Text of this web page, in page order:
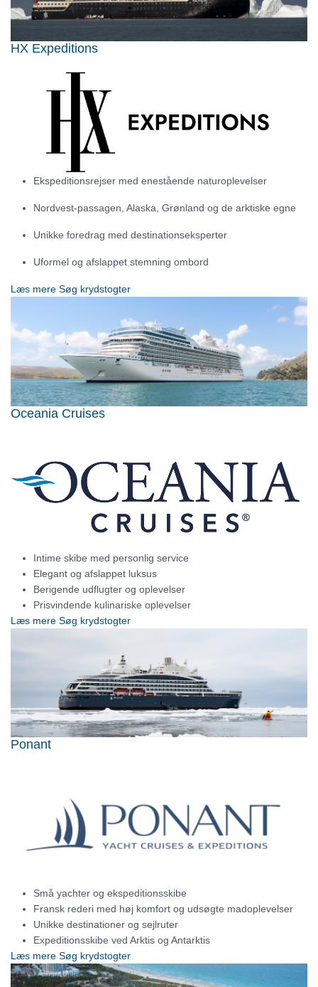
HX Expeditions
Ekspeditionsrejser med enestående naturoplevelser
Nordvest-passagen, Alaska, Grønland og de arktiske egne
Unikke foredrag med destinationseksperter
Uformel og afslappet stemning ombord
Læs mere Søg krydstogter
Oceania Cruises
Intime skibe med personlig service
Elegant og afslappet luksus
Berigende udflugter og oplevelser
Prisvindende kulinariske oplevelser
Læs mere Søg krydstogter
Ponant
Små yachter og ekspeditionsskibe
Fransk rederi med høj komfort og udsøgte madoplevelser
Unikke destinationer og sejlruter
Expeditionsskibe ved Arktis og Antarktis
Læs mere Søg krydstogter